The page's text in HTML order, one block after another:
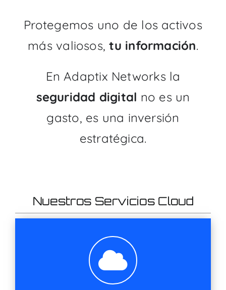
Protegemos uno de los activos
más valiosos,tu información.
En Adaptix Networks la
seguridad digital no es un
gasto, es una inversión
estratégica.
Nuestros Servicios Cloud